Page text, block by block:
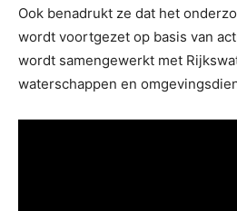
Ook benadrukt ze dat het
wordt voortgezet op basis van
wordt samengewerkt met
waterschappen en